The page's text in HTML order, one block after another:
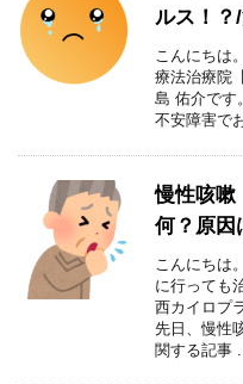
ルス！？
こんにちは
療法治療院
島 佑介です
不安障害で
慢性咳嗽
何？原因
こんにちは
に行っても
西カイロプ
先日、慢性
関する記事